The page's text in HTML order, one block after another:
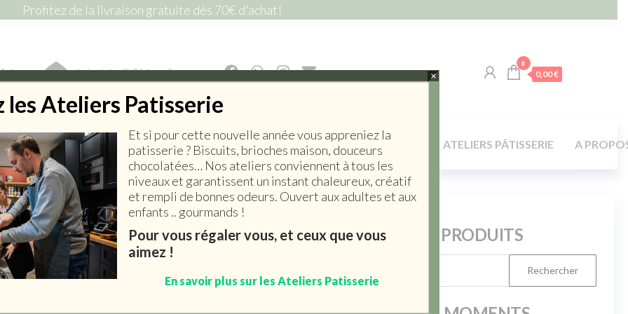
Profitez de la livraison gratuite dès 70€ d'achat!
! lepiceriedemilie26@gmail.com
0
0,00 €
SALÉE EPICERIE SUCRÉE BOISSONS ART DE LA TABLE / MAISON ATELIERS PÂTISSERIE A
Brindilles aux herbes de
Provence et sésame
RERCHERCHE PRODUITS
les Ateliers Patisserie
Et si pour cette nouvelle année vous appreniez la
patisserie ? Biscuits, brioches maison, douceurs
chocolatées… Nos ateliers conviennent à tous les
niveaux et garantissent un instant chaleureux, créatif
et rempli de bonnes odeurs. Ouvert aux adultes et aux
enfants .. gourmands !
Pour vous régaler vous, et ceux que vous
aimez !
En savoir plus sur les Ateliers Patisserie
×